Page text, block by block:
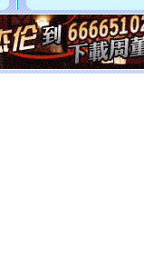
起；二是再生再世和你在一
离。水晶之恋祝你新年快乐
[元旦]当我狠下心扭头离去那
泣，这痛楚让我明白我多么
卖了。水晶之恋祝你新年快